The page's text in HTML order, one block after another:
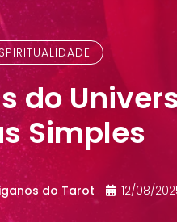
do
Simples
do Tarot 12/08/